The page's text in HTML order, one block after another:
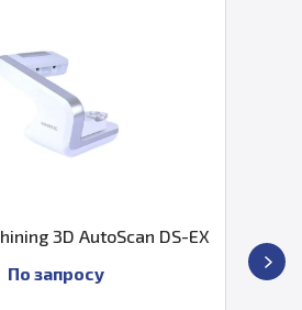
3D AutoScan DS-EX
По запросу